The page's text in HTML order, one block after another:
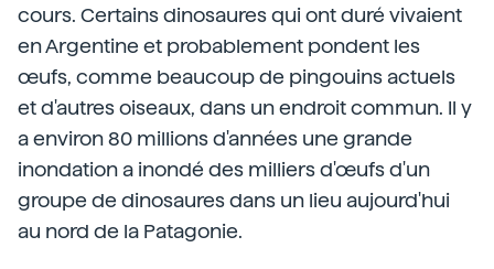
cours. Certains dinosaures qui ont duré vivaient
en Argentine et probablement pondent les
œufs, comme beaucoup de pingouins actuels
et d'autres oiseaux, dans un endroit commun. Il y
a environ 80 millions d'années une grande
inondation a inondé des milliers d'œufs d'un
groupe de dinosaures dans un lieu aujourd'hui
au nord de la Patagonie.